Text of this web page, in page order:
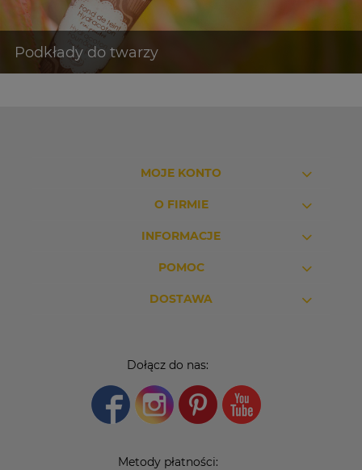
MOJE KONTO
O FIRMIE
INFORMACJE
POMOC
DOSTAWA
Dołącz do nas:
Metody płatności: